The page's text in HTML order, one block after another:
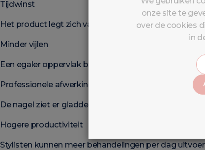
Tijdwinst
Het product legt zich vanzelf en vermindert de
Minder vijlen
Een egaler oppervlak betekent minder werk na
Professionele afwerking
De nagel ziet er gladder en eleganter uit.
Hogere productiviteit
Stylisten kunnen meer behandelingen per dag
onze site te
over de cookies
in